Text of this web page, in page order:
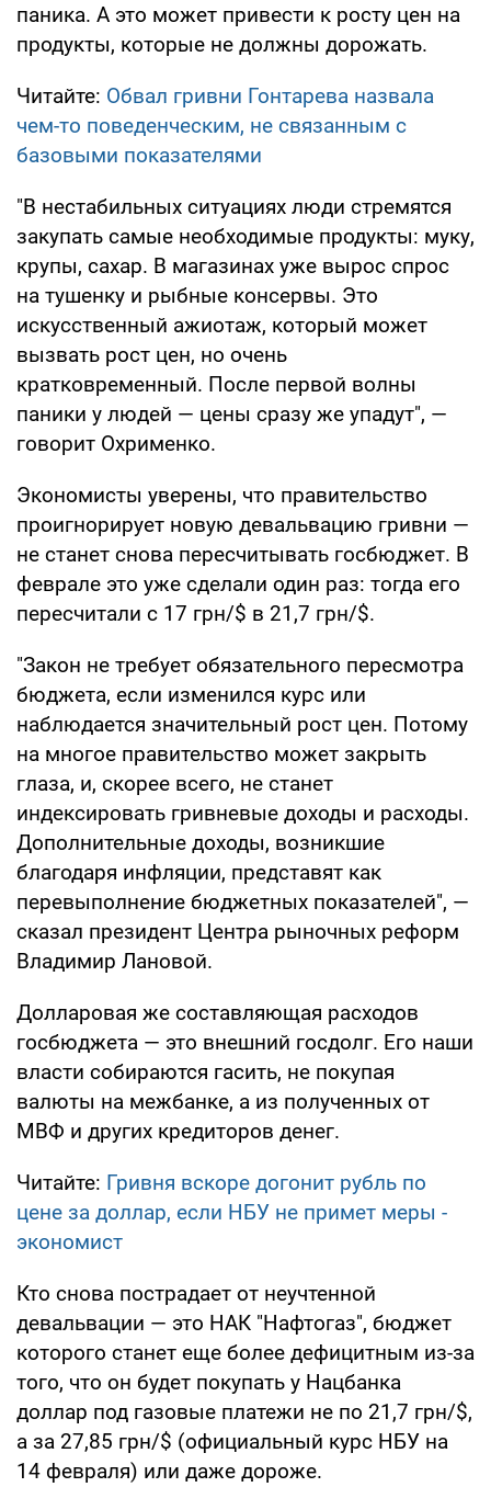
паника. А это может привести к росту цен на
продукты, которые не должны дорожать.
Читайте: Обвал гривни Гонтарева назвала
чем-то поведенческим, не связанным с
базовыми показателями
"В нестабильных ситуациях люди стремятся
закупать самые необходимые продукты: муку,
крупы, сахар. В магазинах уже вырос спрос
на тушенку и рыбные консервы. Это
искусственный ажиотаж, который может
вызвать рост цен, но очень
кратковременный. После первой волны
паники у людей — цены сразу же упадут", —
говорит Охрименко.
Экономисты уверены, что правительство
проигнорирует новую девальвацию гривни —
не станет снова пересчитывать госбюджет. В
феврале это уже сделали один раз: тогда его
пересчитали с 17 грн/$ в 21,7 грн/$.
"Закон не требует обязательного пересмотра
бюджета, если изменился курс или
наблюдается значительный рост цен. Потому
на многое правительство может закрыть
глаза, и, скорее всего, не станет
индексировать гривневые доходы и расходы.
Дополнительные доходы, возникшие
благодаря инфляции, представят как
перевыполнение бюджетных показателей", —
сказал президент Центра рыночных реформ
Владимир Лановой.
Долларовая же составляющая расходов
госбюджета — это внешний госдолг. Его наши
власти собираются гасить, не покупая
валюты на межбанке, а из полученных от
МВФ и других кредиторов денег.
Читайте: Гривня вскоре догонит рубль по
цене за доллар, если НБУ не примет меры -
экономист
Кто снова пострадает от неучтенной
девальвации — это НАК "Нафтогаз", бюджет
которого станет еще более дефицитным из-за
того, что он будет покупать у Нацбанка
доллар под газовые платежи не по 21,7 грн/$,
а за 27,85 грн/$ (официальный курс НБУ на
14 февраля) или даже дороже.